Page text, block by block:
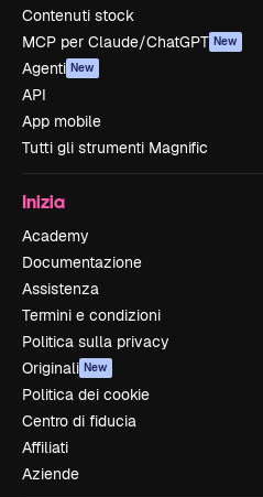
Contenuti stock
MCP per Claude/ChatGPT New
Agenti New
API
App mobile
Tutti gli strumenti Magnific
Inizia
Academy
Documentazione
Assistenza
Termini e condizioni
Politica sulla privacy
Originali New
Politica dei cookie
Centro di fiducia
Affiliati
Aziende